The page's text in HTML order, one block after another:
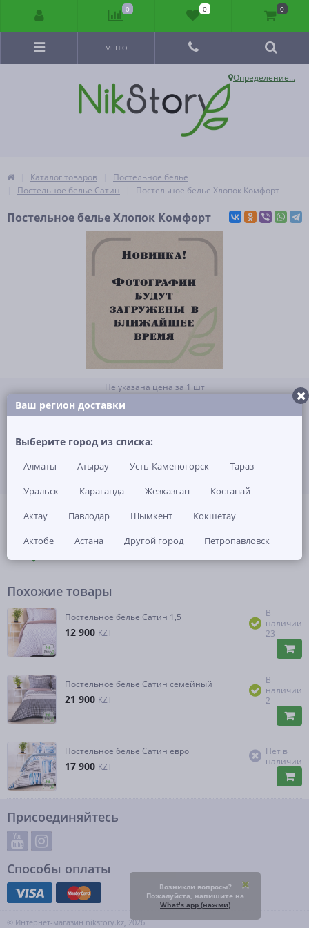
Определение...
МЕНЮ
Каталог товаров
Постельное белье
Постельное белье Сатин
Постельное белье Хлопок Комфорт
Постельное белье Хлопок Комфорт
Не указана цена за 1 шт
ОТЗЫВЫ И ВОПРОСЫ НАЛИЧИЕ В МАГАЗИНАХ
Похожие товары
Постельное белье Сатин 1,5
12 900 KZT
В
наличии
23
Постельное белье Сатин семейный
21 900 KZT
В
наличии
2
Постельное белье Сатин евро
17 900 KZT
Нет в
наличии
Присоединяйтесь
Способы оплаты
© Интернет-магазин nikstory.kz, 2026
Ваш регион доставки
Выберите город из списка:
Алматы Атырау Усть-Каменогорск
Тараз
Уральск
Караганда Жезказган
Костанай
Актау
Павлодар Шымкент
Кокшетау
Актобе
Астана Другой город Петропавловск
0 0 0
Возникли вопросы?
Пожалуйста, напишите на
What's app (нажми)